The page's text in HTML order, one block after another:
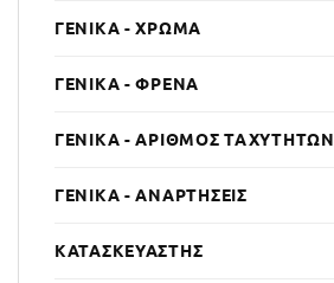
ΓΕΝΙΚΆ - ΧΡΏΜΑ
ΓΕΝΙΚΆ - ΦΡΈΝΑ
ΓΕΝΙΚΆ - ΑΡΙΘΜΌΣ ΤΑΧΥΤΉΤΩΝ
ΓΕΝΙΚΆ - ΑΝΑΡΤΉΣΕΙΣ
ΚΑΤΑΣΚΕΥΑΣΤΉΣ